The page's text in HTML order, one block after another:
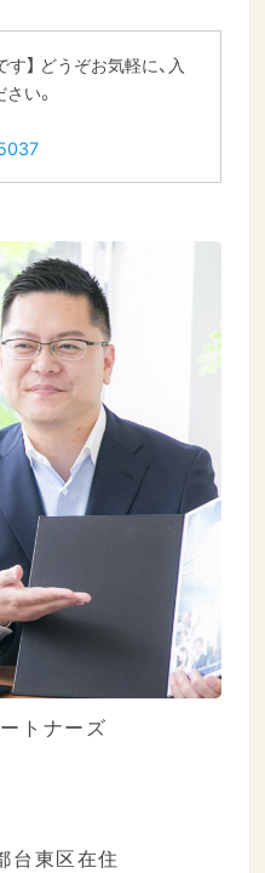
】 どうぞお気軽に、入
い。
トナーズ
台東区在住